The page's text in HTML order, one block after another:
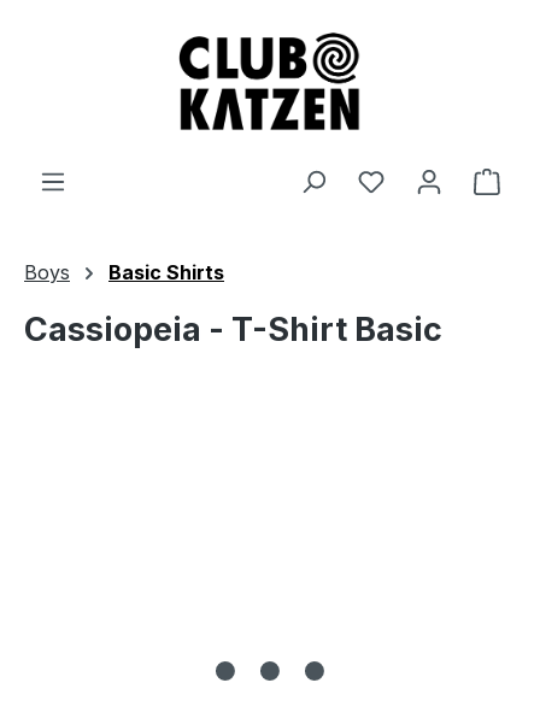
Boys Basic Shirts
Cassiopeia - T-Shirt Basic